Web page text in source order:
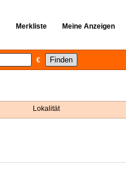
Merkliste Meine Anzeigen
€
Lokalität